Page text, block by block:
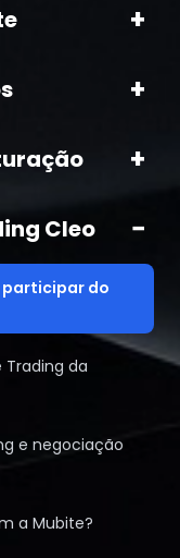
+
+
+
Cleo −
participar do
da
e negociação
a Mubite?